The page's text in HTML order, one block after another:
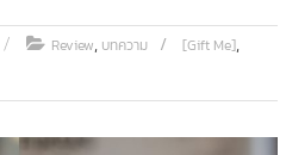
Review, บทความ [Gift Me],